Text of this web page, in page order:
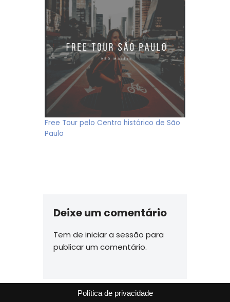
Free Tour pelo Centro histórico de São
Paulo
Deixe um comentário
Tem de iniciar a sessão para
publicar um comentário.
Política de privacidade